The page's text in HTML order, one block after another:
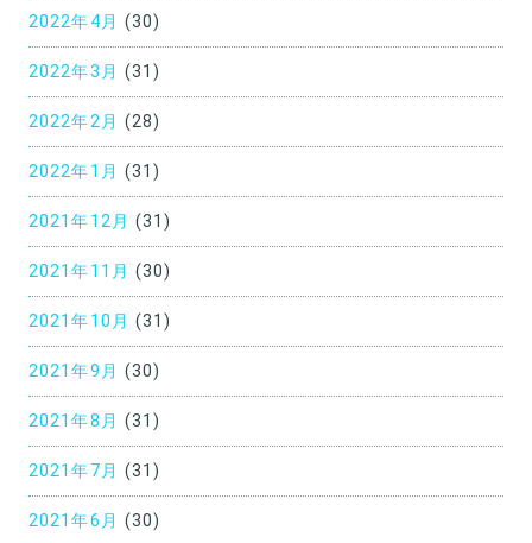
2022年4月 (30)
2022年3月 (31)
2022年2月 (28)
2022年1月 (31)
2021年12月 (31)
2021年11月 (30)
2021年10月 (31)
2021年9月 (30)
2021年8月 (31)
2021年7月 (31)
2021年6月 (30)